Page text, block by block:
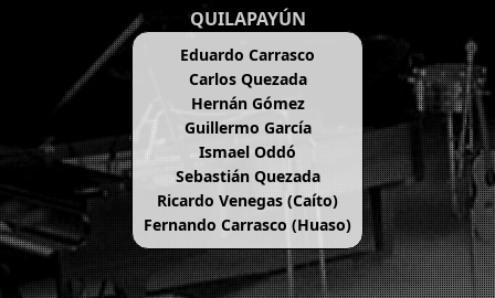
QUILAPAYÚN
Eduardo Carrasco
Carlos Quezada
Hernán Gómez
Guillermo García
Ismael Oddó
Sebastián Quezada
Ricardo Venegas (Caíto)
Fernando Carrasco (Huaso)